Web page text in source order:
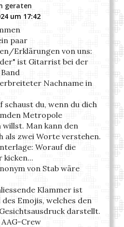
geraten
um 17:42
paar
Erklärungen von uns:
ist Gitarrist bei der
Nachname in
schaust du, wenn du dich
Metropole
Man kann den
als zwei Worte verstehen.
Worauf die
kicken...
von Stab wäre
Klammer ist
Emojis, welches den
darstellt.
AAG-Crew